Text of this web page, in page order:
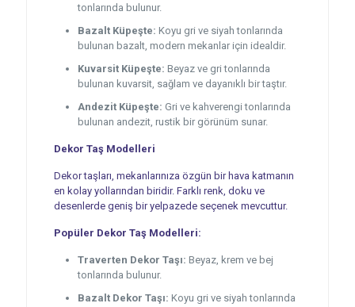
tonlarında bulunur.
Bazalt Küpeşte: Koyu gri ve siyah tonlarında
bulunan bazalt, modern mekanlar için idealdir.
Kuvarsit Küpeşte: Beyaz ve gri tonlarında
bulunan kuvarsit, sağlam ve dayanıklı bir taştır.
Andezit Küpeşte: Gri ve kahverengi tonlarında
bulunan andezit, rustik bir görünüm sunar.
Dekor Taş Modelleri
Dekor taşları, mekanlarınıza özgün bir hava katmanın
en kolay yollarından biridir. Farklı renk, doku ve
desenlerde geniş bir yelpazede seçenek mevcuttur.
Popüler Dekor Taş Modelleri:
Traverten Dekor Taşı: Beyaz, krem ve bej
tonlarında bulunur.
Bazalt Dekor Taşı: Koyu gri ve siyah tonlarında